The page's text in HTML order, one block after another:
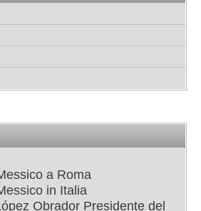
a Roma
in Italia
Obrador Presidente del